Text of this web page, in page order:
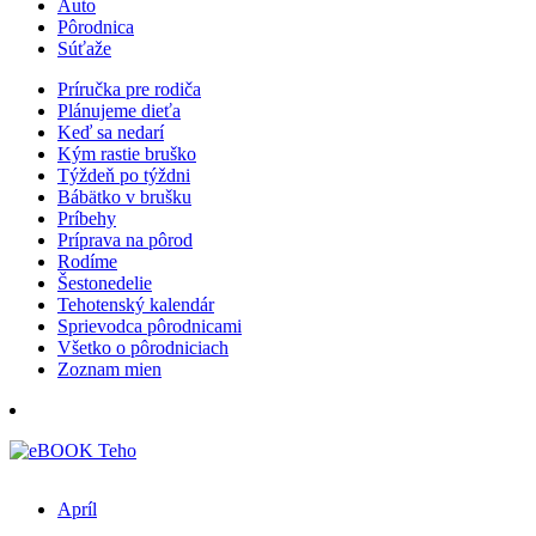
Auto
Pôrodnica
Súťaže
Príručka pre rodiča
Plánujeme dieťa
Keď sa nedarí
Kým rastie bruško
Týždeň po týždni
Bábätko v brušku
Príbehy
Príprava na pôrod
Rodíme
Šestonedelie
Tehotenský kalendár
Sprievodca pôrodnicami
Všetko o pôrodniciach
Zoznam mien
Apríl